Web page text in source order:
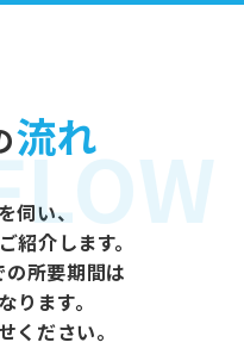
流れ
伺い、
紹介します。
所要期間は
ります。
ください。